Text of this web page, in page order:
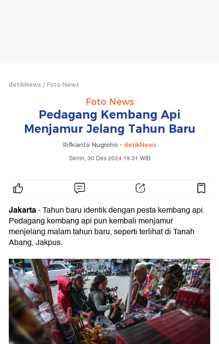
detikNews Foto News
Foto News
Pedagang Kembang Api
Menjamur Jelang Tahun Baru
Rifkianto Nugroho - detikNews
Senin, 30 Des 2024 19:31 WIB
Jakarta- Tahun baru identik dengan pesta kembang api.
Pedagang kembang api pun kembali menjamur
menjelang malam tahun baru, seperti terlihat di Tanah
Abang, Jakpus.